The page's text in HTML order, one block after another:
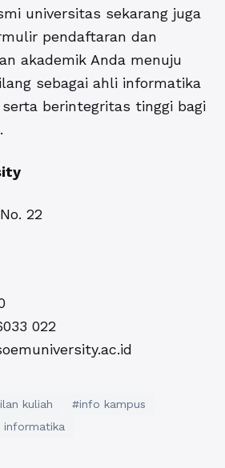
universitas sekarang juga
pendaftaran dan
akademik Anda menuju
sebagai ahli informatika
berintegritas tinggi bagi
22
022
kuliah
#info kampus
informatika